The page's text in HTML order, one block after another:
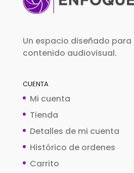
Un espacio diseñado
contenido audiovisual.
CUENTA
Mi cuenta
Tienda
Detalles de mi cuenta
Histórico de ordenes
Carrito